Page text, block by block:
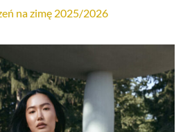
na zimę 2025/2026